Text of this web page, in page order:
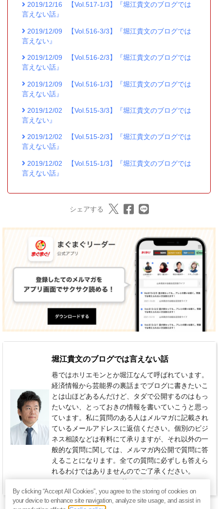
2019/12/16
【Vol.517-1/3】『堀江貴文のブログでは
言えない話』
2019/12/09
【Vol.516-3/3】『堀江貴文のブログでは
言えない』
2019/12/09
【Vol.516-2/3】『堀江貴文のブログでは
言えない話』
2019/12/09
【Vol.516-1/3】『堀江貴文のブログでは
言えない話』
2019/12/02
【Vol.515-3/3】『堀江貴文のブログでは
言えない』
2019/12/02
【Vol.515-2/3】『堀江貴文のブログでは
言えない話』
2019/12/02
【Vol.515-1/3】『堀江貴文のブログでは
言えない話』
シェアする
堀江貴文のブログでは言えない話
巷ではホリエモンとか堀江なんて呼ばれています。
経済情報から芸能界の裏話までブログに書きたいこ
とは山ほどあるんだけど、タダで公開するのはもっ
たいない、とっておきの情報を書いていこうと思っ
ています。私に質問のある人はメルマガに記載され
ているメールアドレスに返信ください。個別のビジ
ネス相談などは有料にて承りますが、それ以外の一
般的な質問に関しては、メルマガ内公開で質問に答
えることになります。全ての質問に必ずしも答えら
れるわけではありませんのでご了承ください。
By clicking “Accept All Cookies”, you agree to the storing of cookies on
your device to enhance site navigation, analyze site usage, and assist in